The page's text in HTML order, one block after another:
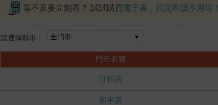
等不及要立刻看？ 試試購買電子書，買完即讀不用等！
請選擇縣市：
門市名稱
汀州店
和平店